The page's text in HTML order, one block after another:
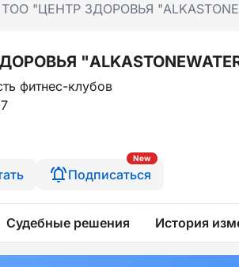
ТОО "ЦЕНТР ЗДОРОВЬЯ
фитнес-клубов
New
Подписаться
Судебные решения История